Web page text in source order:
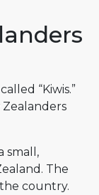
“Kiwis.”
small,
The
country.